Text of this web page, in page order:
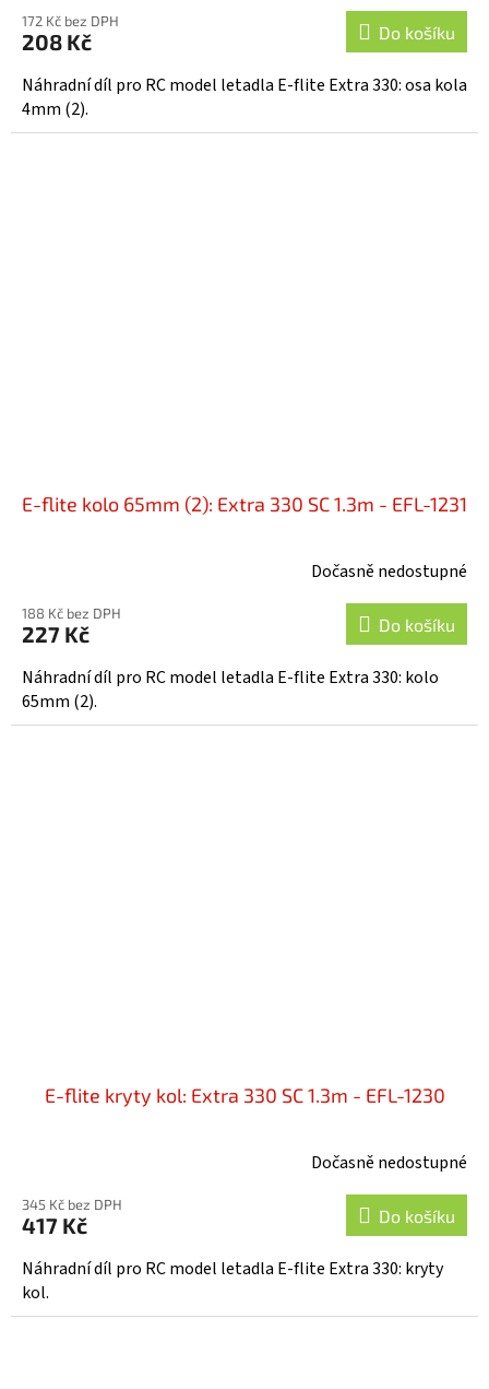
172 Kč bez DPH
208 Kč Do košíku
Náhradní díl pro RC model letadla E-flite Extra 330: osa kola
4mm (2).
E-flite kolo 65mm (2): Extra 330 SC 1.3m - EFL-1231
Dočasně nedostupné
188 Kč bez DPH
227 Kč Do košíku
Náhradní díl pro RC model letadla E-flite Extra 330: kolo
65mm (2).
E-flite kryty kol: Extra 330 SC 1.3m - EFL-1230
Dočasně nedostupné
345 Kč bez DPH
417 Kč Do košíku
Náhradní díl pro RC model letadla E-flite Extra 330: kryty
kol.